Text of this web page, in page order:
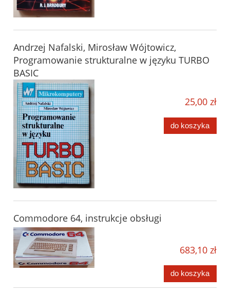
Andrzej Nafalski, Mirosław Wójtowicz,
Programowanie strukturalne w języku TURBO
BASIC
25,00 zł
do koszyka
Commodore 64, instrukcje obsługi
683,10 zł
do koszyka